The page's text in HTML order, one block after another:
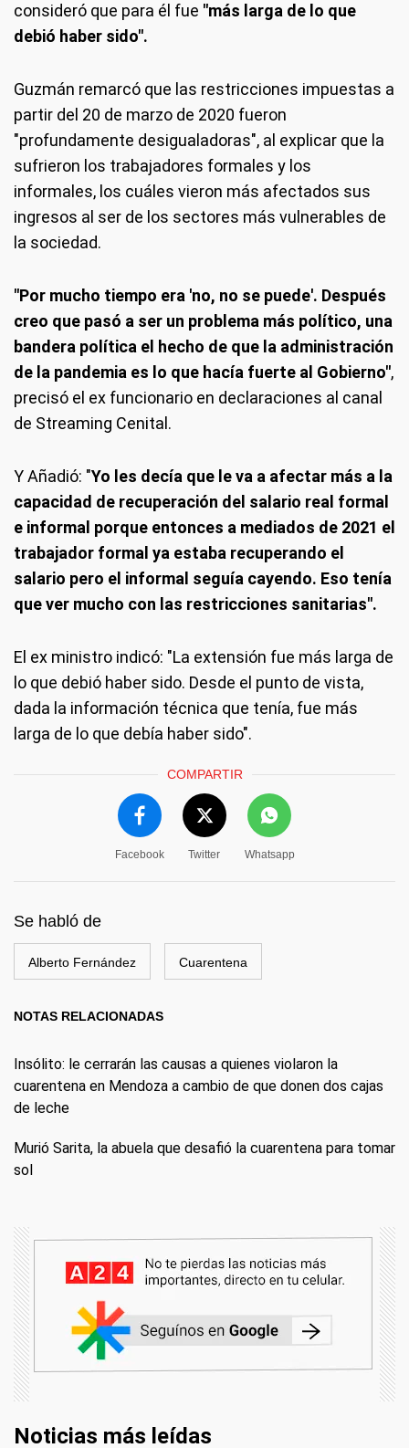
consideró que para él fue "más larga de lo que
debió haber sido".
Guzmán remarcó que las restricciones impuestas a
partir del 20 de marzo de 2020 fueron
"profundamente desigualadoras", al explicar que la
sufrieron los trabajadores formales y los
informales, los cuáles vieron más afectados sus
ingresos al ser de los sectores más vulnerables de
la sociedad.
"Por mucho tiempo era 'no, no se puede'. Después
creo que pasó a ser un problema más político, una
bandera política el hecho de que la administración
de la pandemia es lo que hacía fuerte al Gobierno",
precisó el ex funcionario en declaraciones al canal
de Streaming Cenital.
Y Añadió: "Yo les decía que le va a afectar más a la
capacidad de recuperación del salario real formal
e informal porque entonces a mediados de 2021 el
trabajador formal ya estaba recuperando el
salario pero el informal seguía cayendo. Eso tenía
que ver mucho con las restricciones sanitarias".
El ex ministro indicó: "La extensión fue más larga de
lo que debió haber sido. Desde el punto de vista,
dada la información técnica que tenía, fue más
larga de lo que debía haber sido".
COMPARTIR
Facebook Twitter Whatsapp
Se habló de
Alberto Fernández Cuarentena
NOTAS RELACIONADAS
Insólito: le cerrarán las causas a quienes violaron la
cuarentena en Mendoza a cambio de que donen dos cajas
de leche
Murió Sarita, la abuela que desafió la cuarentena para tomar
sol
Noticias más leídas